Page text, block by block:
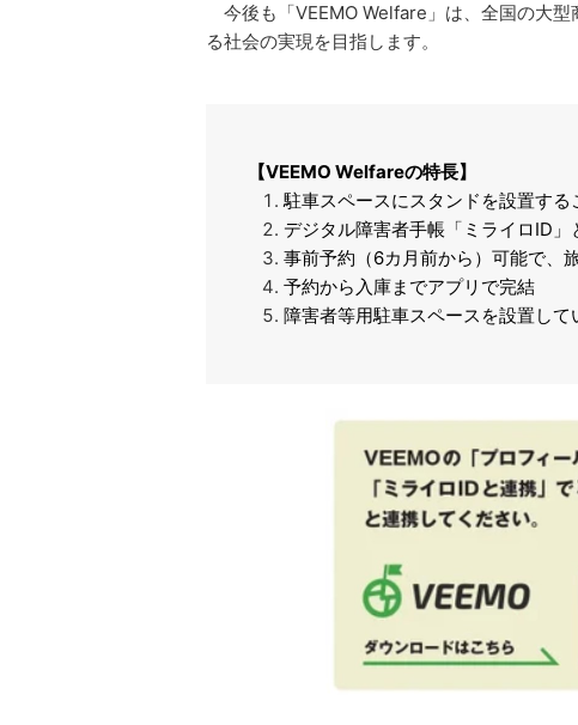
今後も「VEEMO Welfare」は、全国の大型
る社会の実現を目指します。
【VEEMO Welfareの特長】
駐車スペースにスタンドを設置す
デジタル障害者手帳「ミライロID
事前予約（6カ月前から）可能で、
予約から入庫までアプリで完結
障害者等用駐車スペースを設置し